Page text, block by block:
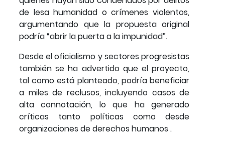
de lesa humanidad o crímenes violentos,
argumentando que la propuesta original
podría “abrir la puerta a la impunidad”.
Desde el oficialismo y sectores progresistas
también se ha advertido que el proyecto,
tal como está planteado, podría beneficiar
a miles de reclusos, incluyendo casos de
alta connotación, lo que ha generado
críticas tanto políticas como desde
organizaciones de derechos humanos .